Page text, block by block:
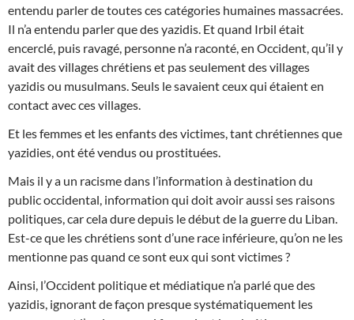
entendu parler de toutes ces catégories humaines massacrées.
Il n’a entendu parler que des yazidis. Et quand Irbil était
encerclé, puis ravagé, personne n’a raconté, en Occident, qu’il y
avait des villages chrétiens et pas seulement des villages
yazidis ou musulmans. Seuls le savaient ceux qui étaient en
contact avec ces villages.
Et les femmes et les enfants des victimes, tant chrétiennes que
yazidies, ont été vendus ou prostituées.
Mais il y a un racisme dans l’information à destination du
public occidental, information qui doit avoir aussi ses raisons
politiques, car cela dure depuis le début de la guerre du Liban.
Est-ce que les chrétiens sont d’une race inférieure, qu’on ne les
mentionne pas quand ce sont eux qui sont victimes ?
Ainsi, l’Occident politique et médiatique n’a parlé que des
yazidis, ignorant de façon presque systématiquement les